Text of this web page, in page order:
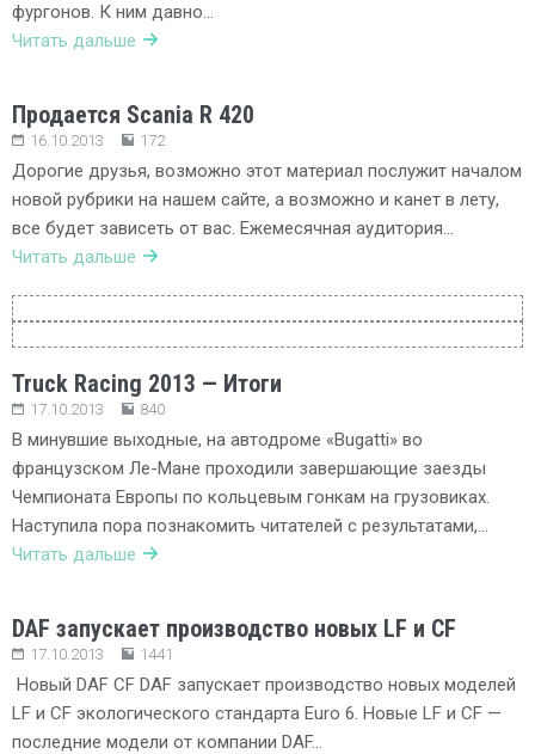
фургонов. К ним давно…
Читать дальше
Продается Scania R 420
16.10.2013 172
Дорогие друзья, возможно этот материал послужит началом
новой рубрики на нашем сайте, а возможно и канет в лету,
все будет зависеть от вас. Ежемесячная аудитория…
Читать дальше
Truck Racing 2013 — Итоги
17.10.2013 840
В минувшие выходные, на автодроме «Bugatti» во
французском Ле-Мане проходили завершающие заезды
Чемпионата Европы по кольцевым гонкам на грузовиках.
Наступила пора познакомить читателей с результатами,…
Читать дальше
DAF запускает производство новых LF и CF
17.10.2013 1441
Новый DAF CF DAF запускает производство новых моделей
LF и CF экологического стандарта Euro 6. Новые LF и CF —
последние модели от компании DAF…